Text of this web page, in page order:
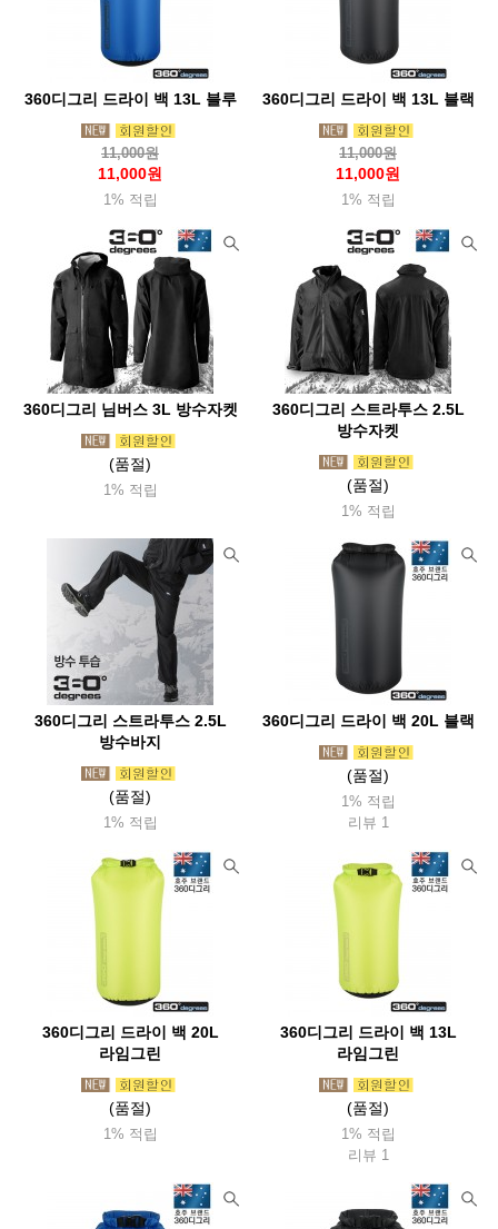
오스프리(Osprey)
오터박스(Otterbox) 오엠엠(Omm)
와버넷(Warbonnet) 울파워(Woolpower) 울리치(Woolrich)
위드기어 윈드익스트림(WX) 유니프레임(Uniflame)
유나이티드커틀러리(Uc) 유나이티드바이블루(Ubb)
이엔오(Eno) 이정시스템(Lsystem)
이지플레이보드(Easybord) e프랑티스(Efrantis)
익스트리미티즈(Extremities) 인도솔(Indosole)
위그암(Wigwam) 위너웰 윈체스터(Winchester)
윙커(Wicker) 워터쉐드(Watershed) 윌도(Willdo)
자누(Jannu) 점비스(Gumbes)
제로그램(Zerogram) 제이알기어(Jrgear)
제니디자인(Zanydesign) 젠틀맨하드웨어(Zentleman)
젬파이어(Zempire) 조비(Joby) 조지루시 주퍼조지알
준우아웃도어(Junwoo 지그(Sigg) 지에스아이(Gsioutdoor)
지포(Zippo) 체먹(Chammock)
카라신(Characin) 카멜백(Camelbak) 카부(Kavu)
카이도(Kaido) 카즈미(Kzm)
캠핑랩 캠프라인(Campline) 캡틴스태그(Captainstag)
케이바(Kabar) 켈리램프 코베아(Kovea)
코쿤(Cocoon) 콘도르(Condor) 콜드스틸(Coldsteel) colapz
쿨라(Coola) 쿨체인지 클라이밋(Klymit)
클라루스(Klarrus) 클라터뮤젠(Klattermusen)
타라고(Taraago)
테라네이션(Terranation) 트란지아(Trangia) ThousWinds
트레블첵(Travelcheck) 티어에이드(Tearaid) 틸리(Tilley)
파이커택티컬 팬쳐리커버리풋웨어(Fanture) 페츨(Petzl)
페트로막스(Petromax)
포스트엑스 포스트제너럴 폴라박스
360디그리 드라이 백 13L 블루
11,000원
11,000원
1% 적립
360디그리 드라이 백 13L 블랙
11,000원
11,000원
1% 적립
360디그리 님버스 3L 방수자켓
(품절)
1% 적립
360디그리 스트라투스 2.5L
방수자켓
(품절)
1% 적립
360디그리 스트라투스 2.5L
방수바지
(품절)
1% 적립
360디그리 드라이 백 20L 블랙
(품절)
1% 적립
리뷰 1
360디그리 드라이 백 20L
라임그린
(품절)
1% 적립
360디그리 드라이 백 13L
라임그린
(품절)
1% 적립
리뷰 1